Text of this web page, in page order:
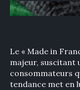
Le « Made in
majeur, suscitant
consommateurs
tendance met en